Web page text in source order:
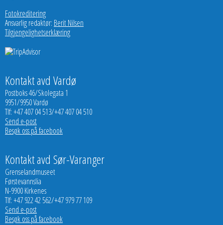
Fotokreditering
Ansvarlig redaktør: Berit Nilsen
Tilgjengelighetserklæring
Kontakt avd Vardø
Postboks 46/Skolegata 1
9951/9950 Vardø
Tlf: +47 407 04 513/+47 407 04 510
Send e-post
Besøk oss på facebook
Kontakt avd Sør-Varanger
Grenselandmuseet
Førstevannslia
N-9900 Kirkenes
Tlf: +47 922 42 562/+47 979 77 109
Send e-post
Besøk oss på facebook